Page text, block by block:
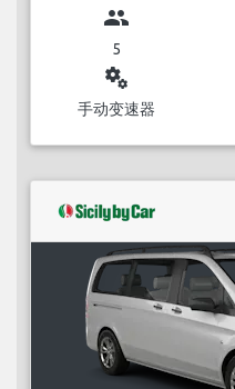
group
5
miscellaneous_services
手动变速器